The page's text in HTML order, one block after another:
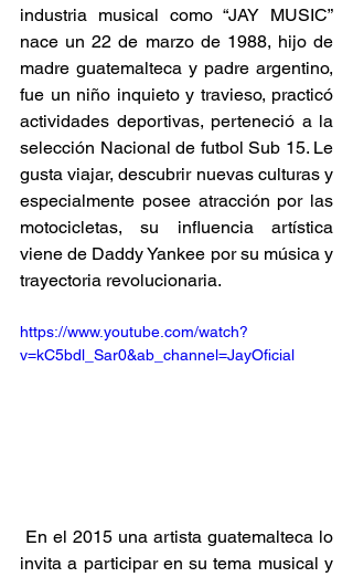
industria musical como “JAY MUSIC”
nace un 22 de marzo de 1988, hijo de
madre guatemalteca y padre argentino,
fue un niño inquieto y travieso, practicó
actividades deportivas, perteneció a la
selección Nacional de futbol Sub 15. Le
gusta viajar, descubrir nuevas culturas y
especialmente posee atracción por las
motocicletas, su influencia artística
viene de Daddy Yankee por su música y
trayectoria revolucionaria.
https://www.youtube.com/watch?
v=kC5bdl_Sar0&ab_channel=JayOficial
En el 2015 una artista guatemalteca lo
invita a participar en su tema musical y